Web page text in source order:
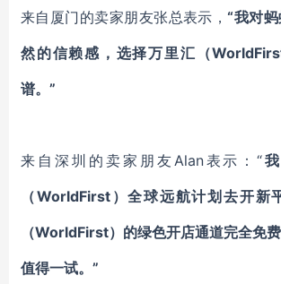
来自厦门的卖家朋友张总表示，“我对
然的信赖感，选择万里汇（
谱。”
来自深圳的卖家朋友Alan表示：“
（WorldFirst）全球远航计划去开新
（WorldFirst）的绿色开店通道完全免
值得一试。”